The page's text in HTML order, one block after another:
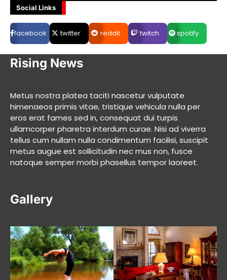
Social Links
facebook twitter reddit twitch spotify
Rising News
Metus nostra platea taciti nascetur vulputate
himenaeos primis vitae, tristique vehicula nulla per
eros erat fames sed in, consequat dui turpis
ullamcorper pharetra interdum curae. Nisi ad viverra
tellus cum nullam nulla condimentum facilisi, suscipit
metus augue est sollicitudin nec mus non, fusce
natoque semper morbi phasellus tempor laoreet.
Gallery